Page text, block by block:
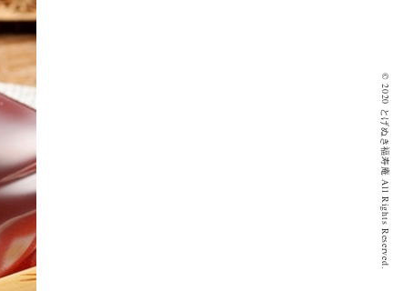
© 2020 とげぬき福寿庵 All Rights Reserved.